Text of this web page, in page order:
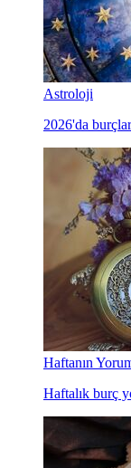
Astroloji
2026'da
Haftanın
Haftalık burç